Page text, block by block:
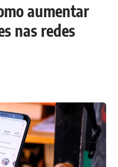
aumentar
nas redes